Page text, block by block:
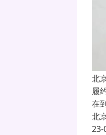
北
履
在
北
23-